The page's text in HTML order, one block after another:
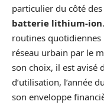
particulier du côté des
batterie lithium-ion
routines
réseau urbain par le
son choix, il est avisé
d’utilisation, l’année
son enveloppe